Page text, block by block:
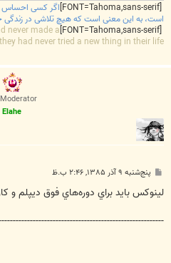
اگر کسی احساس
است، به این معنی است که هیچ تلاشی در زندگی
never made a
had never tried a new thing in their life
Moderator
Elahe
پ
ت
پنج‌شنبه ۹ آذر ۱۳۸۵, ۲:۴۶ ب.ظ
لينوكس بايد براي دوره‌هاي فوق ديپلم و